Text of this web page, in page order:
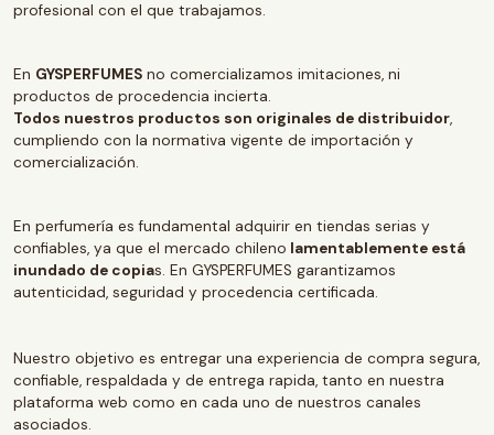
profesional con el que trabajamos.
En GYSPERFUMES no comercializamos imitaciones, ni
productos de procedencia incierta.
Todos nuestros productos son originales de distribuidor,
cumpliendo con la normativa vigente de importación y
comercialización.
En perfumería es fundamental adquirir en tiendas serias y
confiables, ya que el mercado chileno lamentablemente está
inundado de copias. En GYSPERFUMES garantizamos
autenticidad, seguridad y procedencia certificada.
Nuestro objetivo es entregar una experiencia de compra segura,
confiable, respaldada y de entrega rapida, tanto en nuestra
plataforma web como en cada uno de nuestros canales
asociados.